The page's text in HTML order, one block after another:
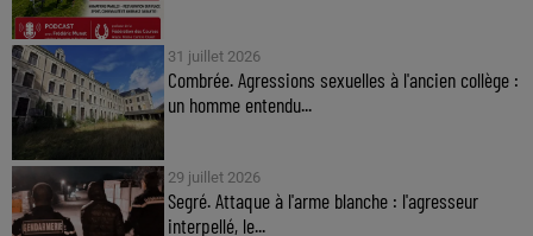
31 juillet 2026
Combrée. Agressions sexuelles à l'ancien collège :
un homme entendu...
29 juillet 2026
Segré. Attaque à l'arme blanche : l'agresseur
interpellé, le...